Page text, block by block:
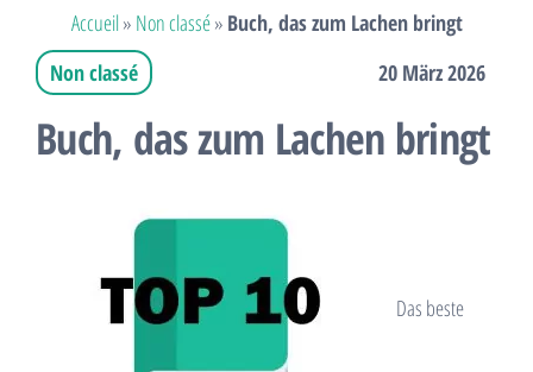
Accueil» Non classé» Buch, das zum Lachen bringt
Non classé
20 März 2026
Buch, das zum Lachen bringt
Das beste